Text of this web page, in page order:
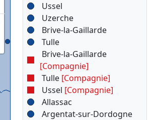
Ussel
Uzerche
Brive-la-Gaillarde
Tulle
Brive-la-Gaillarde
[Compagnie]
Tulle [Compagnie]
Ussel [Compagnie]
Allassac
Argentat-sur-Dordogne